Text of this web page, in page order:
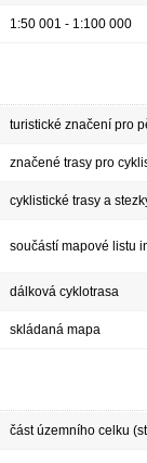
1:50 001 - 1:100 000
turistické značení pro
značené trasy pro
cyklistické trasy a
součástí mapové listu
dálková cyklotrasa
skládaná mapa
část územního celku